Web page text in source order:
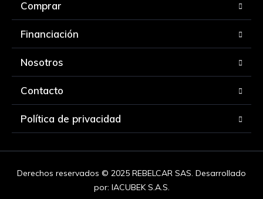
Comprar
Financiación
Nosotros
Contacto
Política de privacidad
Derechos reservados © 2025 REBELCAR SAS. Desarrollado
por: IACUBEK S.A.S.